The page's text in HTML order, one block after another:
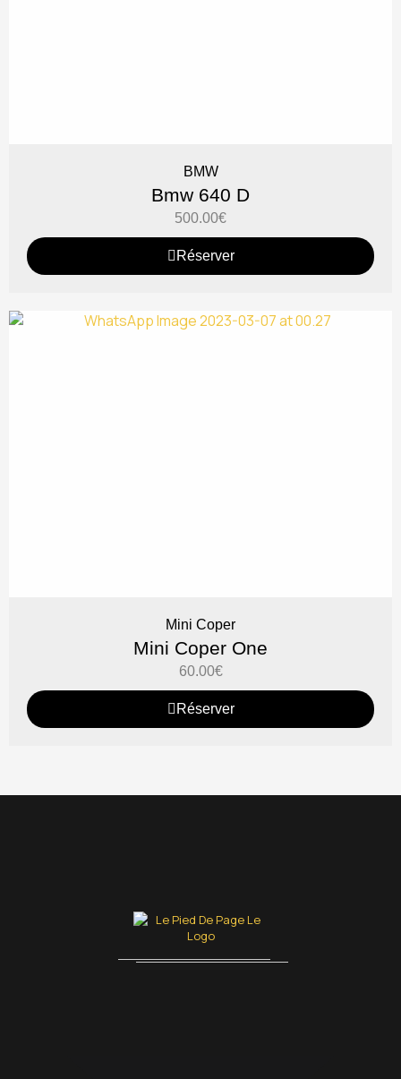
BMW
Bmw 640 D
500.00€
Réserver
Mini Coper
Mini Coper One
60.00€
Réserver